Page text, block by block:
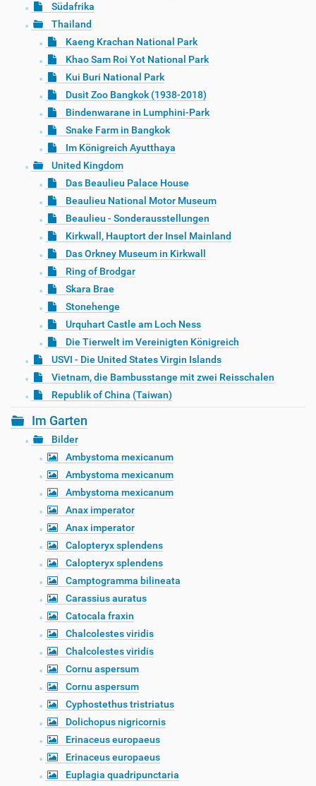
Südafrika
Thailand
Kaeng Krachan National Park
Khao Sam Roi Yot National Park
Kui Buri National Park
Dusit Zoo Bangkok (1938-2018)
Bindenwarane in Lumphini-Park
Snake Farm in Bangkok
Im Königreich Ayutthaya
United Kingdom
Das Beaulieu Palace House
Beaulieu National Motor Museum
Beaulieu - Sonderausstellungen
Kirkwall, Hauptort der Insel Mainland
Das Orkney Museum in Kirkwall
Ring of Brodgar
Skara Brae
Stonehenge
Urquhart Castle am Loch Ness
Die Tierwelt im Vereinigten Königreich
USVI - Die United States Virgin Islands
Vietnam, die Bambusstange mit zwei Reisschalen
Republik of China (Taiwan)
Im Garten
Bilder
Ambystoma mexicanum
Ambystoma mexicanum
Ambystoma mexicanum
Anax imperator
Anax imperator
Calopteryx splendens
Calopteryx splendens
Camptogramma bilineata
Carassius auratus
Catocala fraxin
Chalcolestes viridis
Chalcolestes viridis
Cornu aspersum
Cornu aspersum
Cyphostethus tristriatus
Dolichopus nigricornis
Erinaceus europaeus
Erinaceus europaeus
Euplagia quadripunctaria